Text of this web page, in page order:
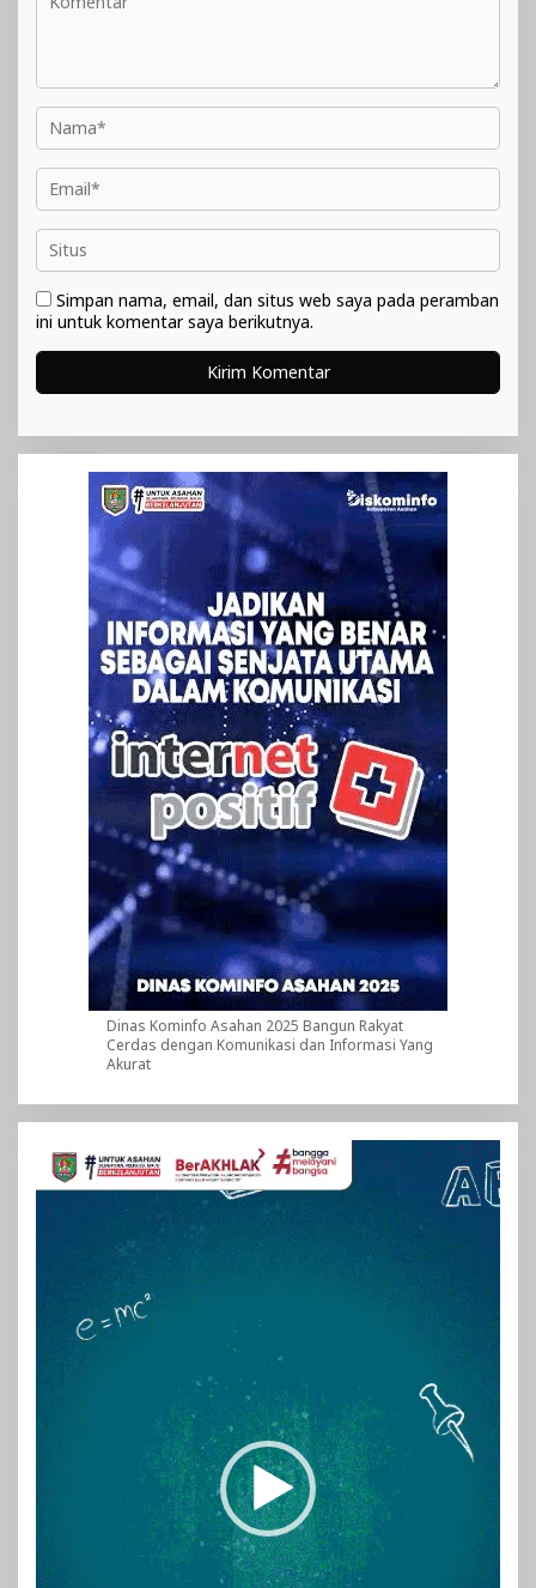
Simpan nama, email, dan situs web saya pada peramban
ini untuk komentar saya berikutnya.
Dinas Kominfo Asahan 2025 Bangun Rakyat
Cerdas dengan Komunikasi dan Informasi Yang
Akurat
Pemutar
Video